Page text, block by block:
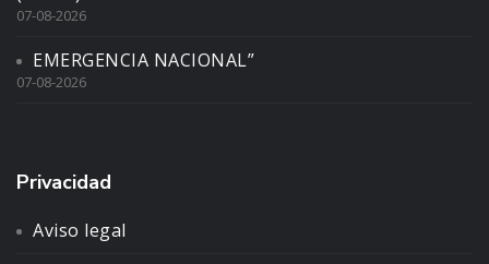
07-08-2026
EMERGENCIA NACIONAL”
07-08-2026
Privacidad
Aviso legal